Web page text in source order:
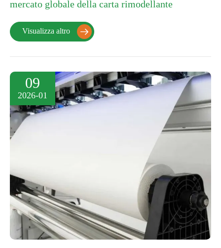
mercato globale della carta rimodellante
Visualizza altro 
09
2026-01